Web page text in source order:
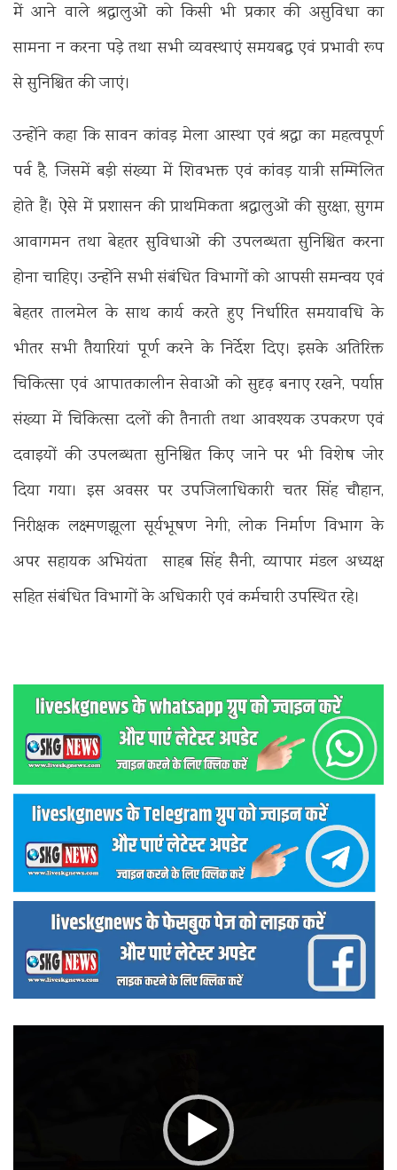
में आने वाले श्रद्धालुओं को किसी भी प्रकार की असुविधा का
सामना न करना पड़े तथा सभी व्यवस्थाएं समयबद्ध एवं प्रभावी रूप
से सुनिश्चित की जाएं।
उन्होंने कहा कि सावन कांवड़ मेला आस्था एवं श्रद्धा का महत्वपूर्ण
पर्व है, जिसमें बड़ी संख्या में शिवभक्त एवं कांवड़ यात्री सम्मिलित
होते हैं। ऐसे में प्रशासन की प्राथमिकता श्रद्धालुओं की सुरक्षा, सुगम
आवागमन तथा बेहतर सुविधाओं की उपलब्धता सुनिश्चित करना
होना चाहिए। उन्होंने सभी संबंधित विभागों को आपसी समन्वय एवं
बेहतर तालमेल के साथ कार्य करते हुए निर्धारित समयावधि के
भीतर सभी तैयारियां पूर्ण करने के निर्देश दिए। इसके अतिरिक्त
चिकित्सा एवं आपातकालीन सेवाओं को सुदृढ़ बनाए रखने, पर्याप्त
संख्या में चिकित्सा दलों की तैनाती तथा आवश्यक उपकरण एवं
दवाइयों की उपलब्धता सुनिश्चित किए जाने पर भी विशेष जोर
दिया गया। इस अवसर पर उपजिलाधिकारी चतर सिंह चौहान,
निरीक्षक लक्ष्मणझूला सूर्यभूषण नेगी, लोक निर्माण विभाग के
अपर सहायक अभियंता साहब सिंह सैनी, व्यापार मंडल अध्यक्ष
सहित संबंधित विभागों के अधिकारी एवं कर्मचारी उपस्थित रहे।